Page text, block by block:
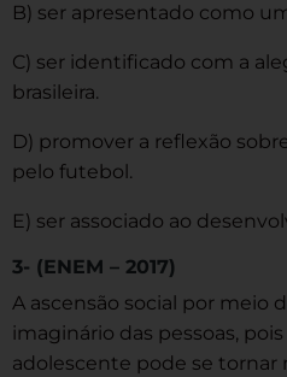
B) ser apresentado como
C) ser identificado com a
brasileira.
D) promover a reflexão
pelo futebol.
E) ser associado ao
3- (ENEM – 2017)
A ascensão social por meio
imaginário das pessoas,
adolescente pode se